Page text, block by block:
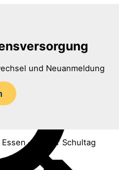
und Neuanmeldung
Essen – letzter Schultag